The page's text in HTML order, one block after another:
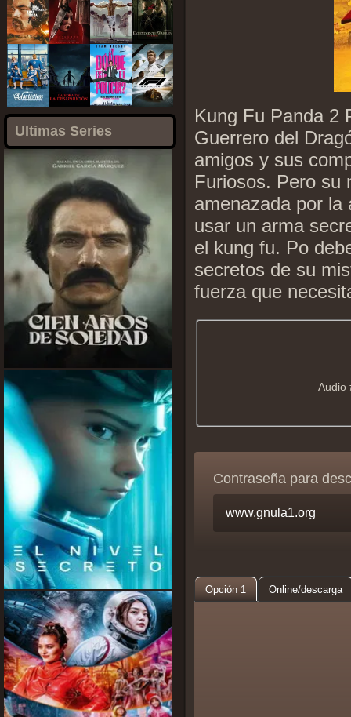
Ultimas Series
Kung Fu Panda 2
Guerrero del
amigos y sus
Furiosos. Pero su
amenazada por la
usar un arma
el kung fu. Po
secretos de su
fuerza que
Audio
Contraseña para
Opción 1 Online/descarga